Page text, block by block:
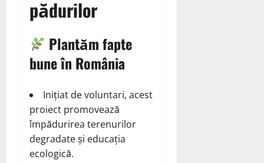
pădurilor
Plantăm fapte
bune în România
Inițiat de voluntari, acest
proiect promovează
împădurirea terenurilor
degradate și educația
ecologică.